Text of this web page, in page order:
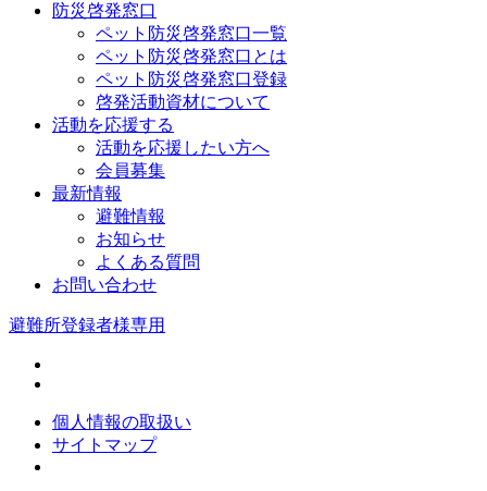
防災啓発窓口
ペット防災啓発窓口一覧
ペット防災啓発窓口とは
ペット防災啓発窓口登録
啓発活動資材について
活動を応援する
活動を応援したい方へ
会員募集
最新情報
避難情報
お知らせ
よくある質問
お問い合わせ
避難所登録者様専用
個人情報の取扱い
サイトマップ